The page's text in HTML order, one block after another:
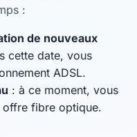
:
de nouveaux
cette date, vous
ADSL.
: à ce moment, vous
fibre optique.